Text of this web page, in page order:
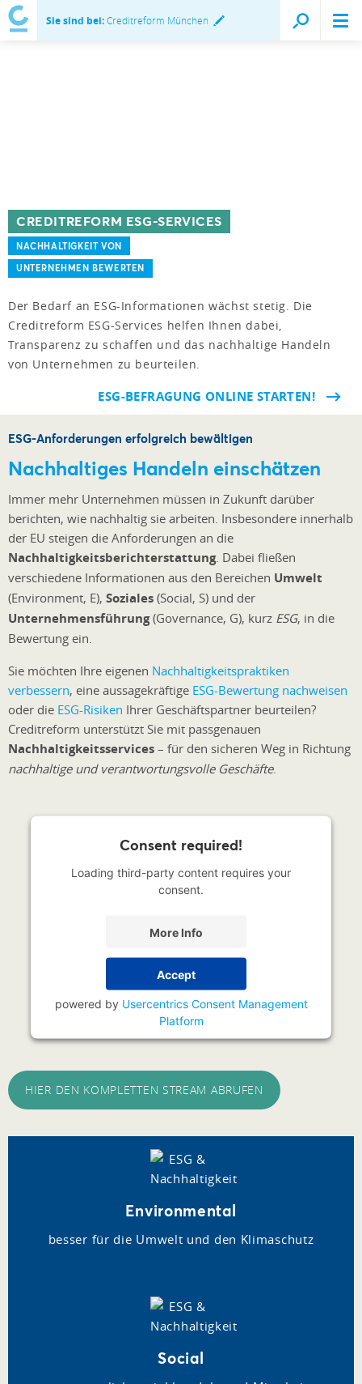
Sie sind bei:Creditreform München
CREDITREFORM ESG-SERVICES
NACHHALTIGKEIT VON
UNTERNEHMEN BEWERTEN
Der Bedarf an ESG-Informationen wächst stetig. Die
Creditreform ESG-Services helfen Ihnen dabei,
Transparenz zu schaffen und das nachhaltige Handeln
von Unternehmen zu beurteilen.
ESG-BEFRAGUNG ONLINE STARTEN!
ESG-Anforderungen erfolgreich bewältigen
Nachhaltiges Handeln einschätzen
Immer mehr Unternehmen müssen in Zukunft darüber
berichten, wie nachhaltig sie arbeiten. Insbesondere innerhalb
der EU steigen die Anforderungen an die
Nachhaltigkeitsberichterstattung. Dabei fließen
verschiedene Informationen aus den Bereichen Umwelt
(Environment, E), Soziales (Social, S) und der
Unternehmensführung(Governance, G), kurz ESG, in die
Bewertung ein.
Sie möchten Ihre eigenen Nachhaltigkeitspraktiken
verbessern, eine aussagekräftige ESG-Bewertung nachweisen
oder die ESG-Risiken Ihrer Geschäftspartner beurteilen?
Creditreform unterstützt Sie mit passgenauen
Nachhaltigkeitsservices – für den sicheren Weg in Richtung
nachhaltige und verantwortungsvolle Geschäfte.
Consent required!
Loading third-party content requires your
consent.
More Info
Accept
powered by Usercentrics Consent Management
Platform
HIER DEN KOMPLETTEN STREAM ABRUFEN
Environmental
besser für die Umwelt und den Klimaschutz
Social